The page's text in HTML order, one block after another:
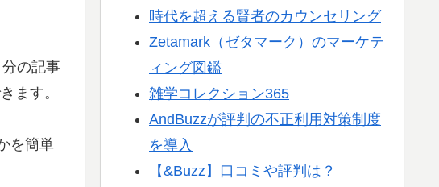
の記事
ます。
を簡単
時代を超える賢者のカウンセリング
Zetamark（ゼタマーク）のマーケテ
ィング図鑑
雑学コレクション365
AndBuzzが評判の不正利用対策制度
を導入
【&Buzz】口コミや評判は？